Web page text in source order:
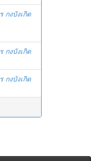
กงบังเกิด
กงบังเกิด
กงบังเกิด